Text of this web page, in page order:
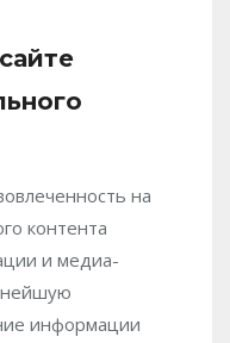
на
контента
и медиа-
информации